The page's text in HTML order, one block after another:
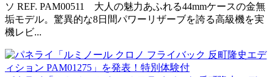
ソ REF. PAM00511 大人の魅力あふれる44mmケースの金無
垢モデル。驚異的な8日間パワーリザーブを誇る高級機を実
機レビ...